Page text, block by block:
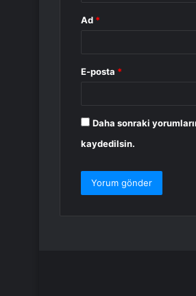
Ad *
E-posta *
Daha sonraki
kaydedilsin.